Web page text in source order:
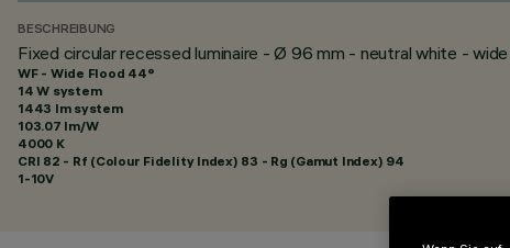
BESCHREIBUNG
Fixed circular recessed luminaire - Ø 96 mm - neutral white -
WF - Wide Flood 44°
14 W system
1443 lm system
103.07 lm/W
4000 K
CRI 82 - Rf (Colour Fidelity Index) 83 - Rg (Gamut Index) 94
1-10V